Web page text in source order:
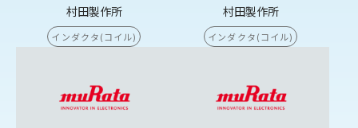
村田製作所
インダクタ(コイル)
村田製作所
インダクタ(コイル)